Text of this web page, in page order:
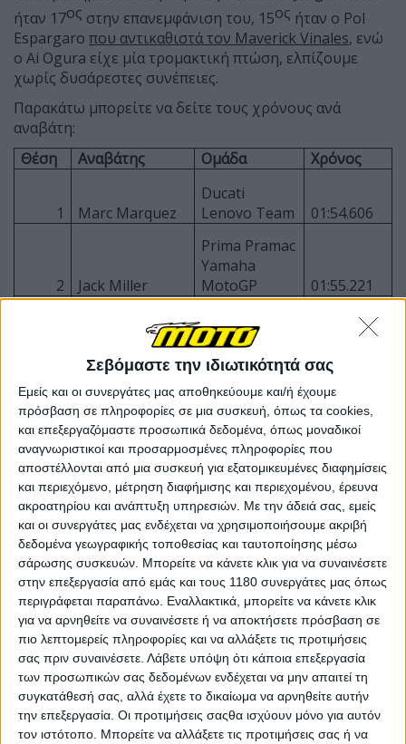
Σεβόμαστε την ιδιωτικότητά σας
Εμείς και οι συνεργάτες μας αποθηκεύουμε και/ή έχουμε
πρόσβαση σε πληροφορίες σε μια συσκευή, όπως τα cookies,
και επεξεργαζόμαστε προσωπικά δεδομένα, όπως μοναδικοί
αναγνωριστικοί και προσαρμοσμένες πληροφορίες που
αποστέλλονται από μια συσκευή για εξατομικευμένες διαφημίσεις
και περιεχόμενο, μέτρηση διαφήμισης και περιεχομένου, έρευνα
ακροατηρίου και ανάπτυξη υπηρεσιών. Με την άδειά σας, εμείς
και οι συνεργάτες μας ενδέχεται να χρησιμοποιήσουμε ακριβή
δεδομένα γεωγραφικής τοποθεσίας και ταυτοποίησης μέσω
σάρωσης συσκευών. Μπορείτε να κάνετε κλικ για να συναινέσετε
στην επεξεργασία από εμάς και τους 1180 συνεργάτες μας όπως
περιγράφεται παραπάνω. Εναλλακτικά, μπορείτε να κάνετε κλικ
για να αρνηθείτε να συναινέσετε ή να αποκτήσετε πρόσβαση σε
πιο λεπτομερείς πληροφορίες και να αλλάξετε τις προτιμήσεις
σας πριν συναινέσετε. Λάβετε υπόψη ότι κάποια επεξεργασία
των προσωπικών σας δεδομένων ενδέχεται να μην απαιτεί τη
συγκατάθεσή σας, αλλά έχετε το δικαίωμα να αρνηθείτε αυτήν
την επεξεργασία. Οι προτιμήσεις σαςθα ισχύουν μόνο για αυτόν
τον ιστότοπο. Μπορείτε να αλλάξετε τις προτιμήσεις σας ή να
ήταν 17ος στην επανεμφάνιση του, 15ος ήταν ο Pol
Espargaro που αντικαθιστά τον Maverick Vinales, ενώ
ο Ai Ogura είχε μία τρομακτική πτώση, ελπίζουμε
χωρίς δυσάρεστες συνέπειες.
Παρακάτω μπορείτε να δείτε τους χρόνους ανά
αναβάτη:
Θέση
Αναβάτης Ομάδα Χρόνος
1 Marc Marquez
Ducati
Lenovo Team
01:54.606
2 Jack Miller
Prima Pramac
Yamaha
MotoGP
01:55.221
Lenovo Team
01:55.259
4 Alex Marquez
BK8 Gresini
MotoGP
01:55.371
5 Enea Bastianini
Red Bull KTM
Tech3
6 Pedro Acosta
Red Bull KTM
Factory
Racing
01:55.679
7
Marco
Bezzecchi
Aprilia Racing 01:55.864
8 Luca Marini
Honda HRC
Castrol
01:55.945
9 Alex Rins
Monster
Energy
Yamaha
MotoGP
Team
01:56.169
Takaaki
IDEMITSU